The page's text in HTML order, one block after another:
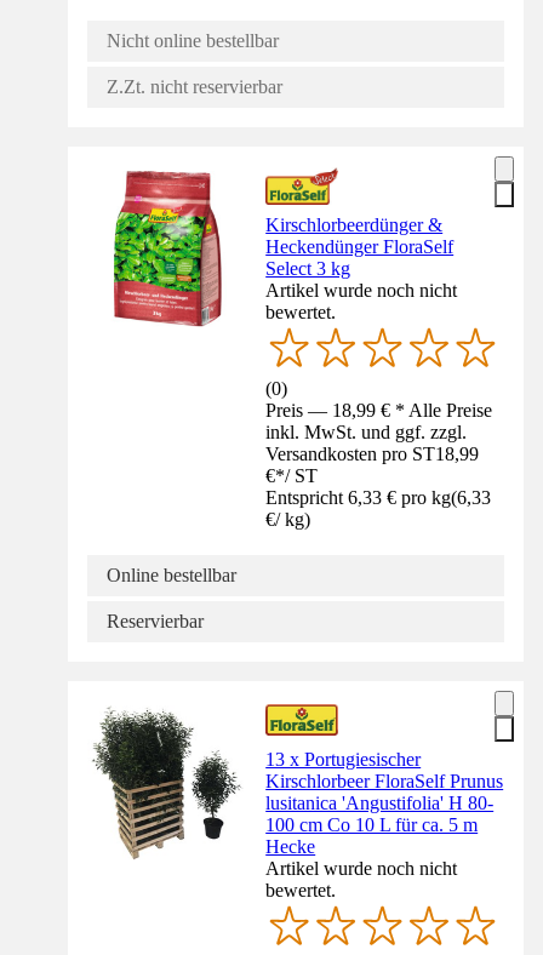
Nicht online bestellbar
Z.Zt. nicht reservierbar
Kirschlorbeerdünger &
Heckendünger FloraSelf
Select 3 kg
Artikel wurde noch nicht
bewertet.
(0)
Preis — 18,99 € * Alle Preise
inkl. MwSt. und ggf. zzgl.
Versandkosten pro ST18,99
€*/ ST
Entspricht 6,33 € pro kg(6,33
€/ kg)
Online bestellbar
Reservierbar
13 x Portugiesischer
Kirschlorbeer FloraSelf Prunus
lusitanica 'Angustifolia' H 80-
100 cm Co 10 L für ca. 5 m
Hecke
Artikel wurde noch nicht
bewertet.